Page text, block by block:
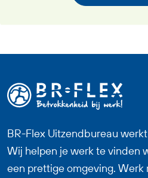
vanaf je eerste
samenkomen? Dan
Logistiek Medewerker
bij jou.
BR-Flex Uitzendbureau
Wij helpen je werk te vinden
een prettige omgeving. Werk